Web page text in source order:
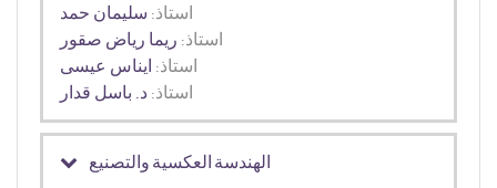
استاذ: سليمان حمد
استاذ: ريما رياض صقور
استاذ: ايناس عيسى
استاذ: د. باسل قدار
الهندسة العكسية والتصنيع